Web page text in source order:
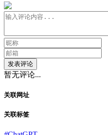
发表评论
暂无评论...
关联网址
关联标签